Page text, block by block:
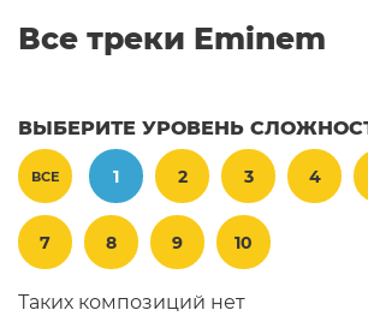
Все треки Eminem
ВЫБЕРИТЕ УРОВЕНЬ
ВСЕ 1 2 3 4
7 8 9 10
Таких композиций нет